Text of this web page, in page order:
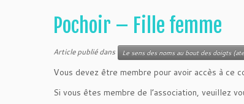
Pochoir – Fille femme
Article publié dans Le sens des noms au bout des doigts
Vous devez être membre pour avoir accès à ce
Si vous êtes membre de l’association, veuillez